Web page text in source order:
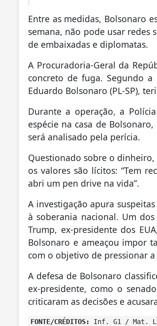
Entre as medidas, Bolsonaro
semana, não pode usar redes
de embaixadas e diplomatas.
A Procuradoria-Geral da
concreto de fuga. Segundo
Eduardo Bolsonaro (PL-SP),
Durante a operação, a
espécie na casa de
será analisado pela perícia.
Questionado sobre o
os valores são lícitos: “Tem
abri um pen drive na vida”.
A investigação apura
à soberania nacional. Um
Trump, ex-presidente dos
Bolsonaro e ameaçou impor
com o objetivo de pressionar a
A defesa de Bolsonaro
ex-presidente, como o
criticaram as decisões e
FONTE/CRÉDITOS: Inf. G1 / Mat.